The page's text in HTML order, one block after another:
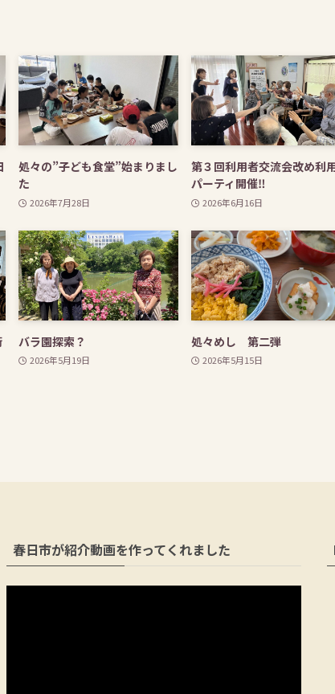
処々の”子ども食堂”始まりまし
た
2026年7月28日
第３回利用者交流会改め利
パーティ開催‼
2026年6月16日
バラ園探索？
2026年5月19日
処々めし 第二弾
2026年5月15日
春日市が紹介動画を作ってくれました